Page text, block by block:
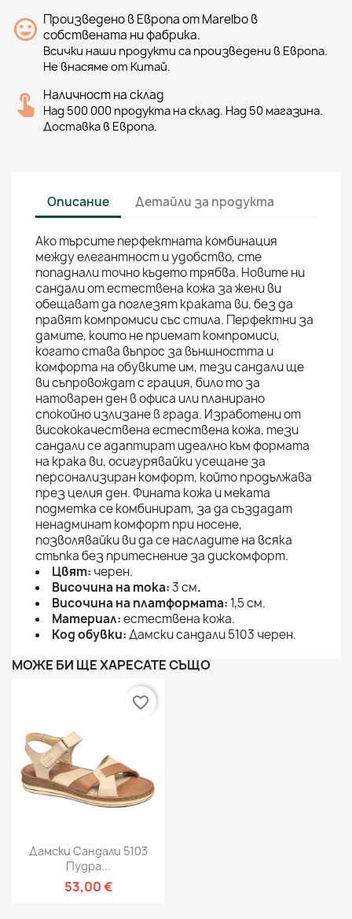
Произведено в Европа от Marelbo в
собствената ни фабрика.
Всички наши продукти са произведени в Европа.
Не внасяме от Китай.
Наличност на склад
Над 500 000 продукта на склад. Над 50 магазина.
Доставка в Европа.
Описание Детайли за продукта
Ако търсите перфектната комбинация
между елегантност и удобство, сте
попаднали точно където трябва. Новите ни
сандали от естествена кожа за жени ви
обещават да поглезят краката ви, без да
правят компромиси със стила. Перфектни за
дамите, които не приемат компромиси,
когато става въпрос за външността и
комфорта на обувките им, тези сандали ще
ви съпровождат с грация, било то за
натоварен ден в офиса или планирано
спокойно излизане в града. Изработени от
висококачествена естествена кожа, тези
сандали се адаптират идеално към формата
на крака ви, осигурявайки усещане за
персонализиран комфорт, който продължава
през целия ден. Фината кожа и меката
подметка се комбинират, за да създадат
ненадминат комфорт при носене,
позволявайки ви да се насладите на всяка
стъпка без притеснение за дискомфорт.
Цвят: черен.
Височина на тока:3 см.
Височина на платформата: 1,5 см.
Материал:естествена кожа.
Код обувки:Дамски сандали 5103 черен.
МОЖЕ БИ ЩЕ ХАРЕСАТЕ СЪЩО
Дамски Сандали 5103
Пудра...
53,00 €
favorite_border